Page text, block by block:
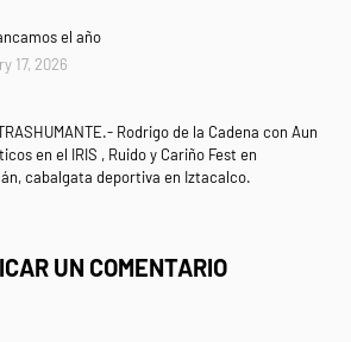
el año
17, 2026
Rodrigo de la Cadena con Aun
en el IRIS , Ruido y Cariño Fest en
cabalgata deportiva en Iztacalco.
UN COMENTARIO